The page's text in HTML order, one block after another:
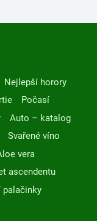
Nejlepší horory
Počasí
Auto – katalog
Svařené víno
vera
ascendentu
palačinky